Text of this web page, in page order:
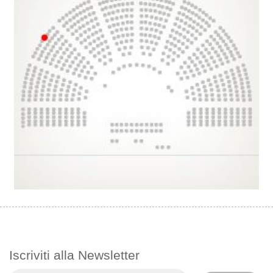
Iscriviti alla Newsletter